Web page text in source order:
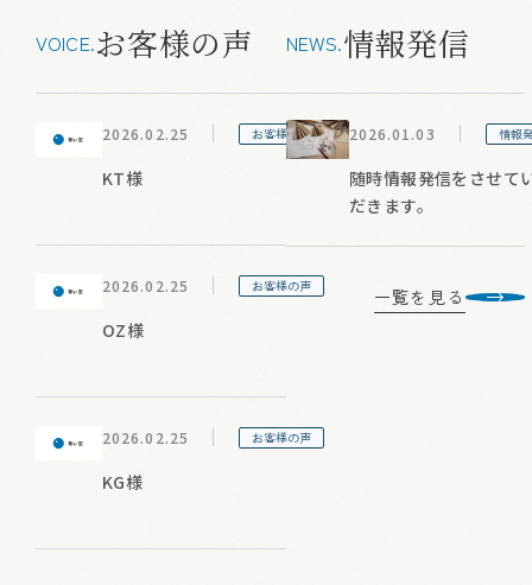
VOICE.お客様の声
2026.02.25 お客様の声
KT様
2026.02.25 お客様の声
OZ様
2026.02.25 お客様の声
KG様
NEWS.情報発信
2026.01.03 情報
随時情報発信をさせて
だきます。
一覧を見る